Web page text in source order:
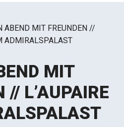
ABEND MIT FREUNDEN //
ADMIRALSPALAST
MIT
// L’AUPAIRE